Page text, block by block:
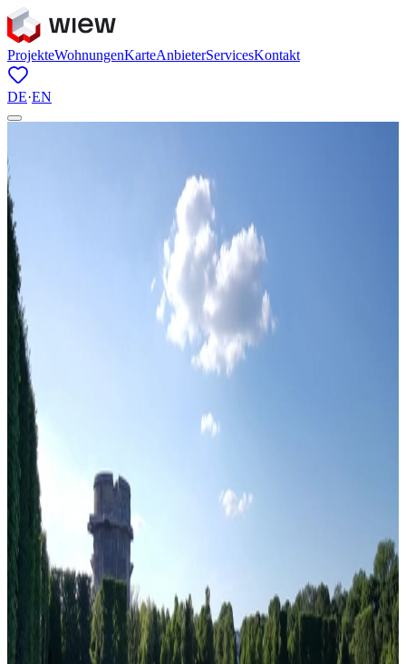
ProjekteWohnungenKarteAnbieterServicesKontakt
DE·EN